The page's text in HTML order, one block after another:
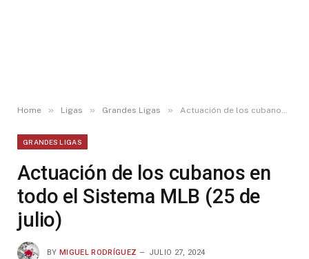
Home » Ligas » Grandes Ligas » Actuación de los cubanos en todo el Sistema MLB (25 de julio)
GRANDES LIGAS
Actuación de los cubanos en
todo el Sistema MLB (25 de
julio)
BY MIGUEL RODRÍGUEZ JULIO 27, 2024